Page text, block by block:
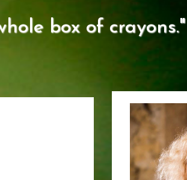
box of crayons."